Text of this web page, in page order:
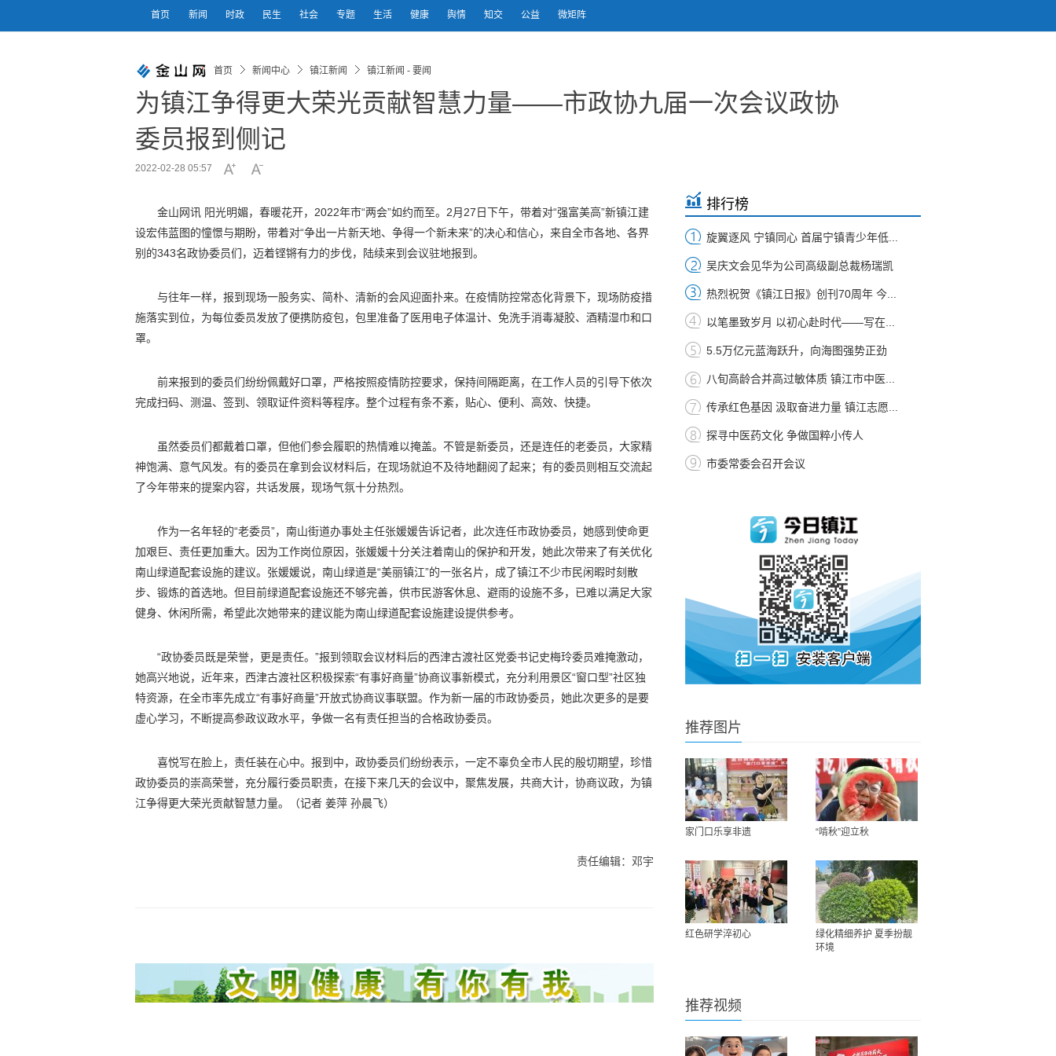
首页 新闻 时政 民生 社会 专题 生活 健康 舆情 知交 公益 微矩阵
首页 新闻中心 镇江新闻 镇江新闻 - 要闻
为镇江争得更大荣光贡献智慧力量——市政协九届一次会议政协
委员报到侧记
2022-02-28 05:57
金山网讯 阳光明媚，春暖花开，2022年市“两会”如约而至。2月27日下午，带着对“强富美高”新镇江建
设宏伟蓝图的憧憬与期盼，带着对“争出一片新天地、争得一个新未来”的决心和信心，来自全市各地、各界
别的343名政协委员们，迈着铿锵有力的步伐，陆续来到会议驻地报到。
与往年一样，报到现场一股务实、简朴、清新的会风迎面扑来。在疫情防控常态化背景下，现场防疫措
施落实到位，为每位委员发放了便携防疫包，包里准备了医用电子体温计、免洗手消毒凝胶、酒精湿巾和口
罩。
前来报到的委员们纷纷佩戴好口罩，严格按照疫情防控要求，保持间隔距离，在工作人员的引导下依次
完成扫码、测温、签到、领取证件资料等程序。整个过程有条不紊，贴心、便利、高效、快捷。
虽然委员们都戴着口罩，但他们参会履职的热情难以掩盖。不管是新委员，还是连任的老委员，大家精
神饱满、意气风发。有的委员在拿到会议材料后，在现场就迫不及待地翻阅了起来；有的委员则相互交流起
了今年带来的提案内容，共话发展，现场气氛十分热烈。
作为一名年轻的“老委员”，南山街道办事处主任张媛媛告诉记者，此次连任市政协委员，她感到使命更
加艰巨、责任更加重大。因为工作岗位原因，张媛媛十分关注着南山的保护和开发，她此次带来了有关优化
南山绿道配套设施的建议。张媛媛说，南山绿道是“美丽镇江”的一张名片，成了镇江不少市民闲暇时刻散
步、锻炼的首选地。但目前绿道配套设施还不够完善，供市民游客休息、避雨的设施不多，已难以满足大家
健身、休闲所需，希望此次她带来的建议能为南山绿道配套设施建设提供参考。
“政协委员既是荣誉，更是责任。”报到领取会议材料后的西津古渡社区党委书记史梅玲委员难掩激动，
她高兴地说，近年来，西津古渡社区积极探索“有事好商量”协商议事新模式，充分利用景区“窗口型”社区独
特资源，在全市率先成立“有事好商量”开放式协商议事联盟。作为新一届的市政协委员，她此次更多的是要
虚心学习，不断提高参政议政水平，争做一名有责任担当的合格政协委员。
喜悦写在脸上，责任装在心中。报到中，政协委员们纷纷表示，一定不辜负全市人民的殷切期望，珍惜
政协委员的崇高荣誉，充分履行委员职责，在接下来几天的会议中，聚焦发展，共商大计，协商议政，为镇
江争得更大荣光贡献智慧力量。（记者 姜萍 孙晨飞）
责任编辑：邓宇
排行榜
旋翼逐风 宁镇同心 首届宁镇青少年低...
吴庆文会见华为公司高级副总裁杨瑞凯
热烈祝贺《镇江日报》创刊70周年 今...
以笔墨致岁月 以初心赴时代——写在...
5.5万亿元蓝海跃升，向海图强势正劲
八旬高龄合并高过敏体质 镇江市中医...
传承红色基因 汲取奋进力量 镇江志愿...
探寻中医药文化 争做国粹小传人
市委常委会召开会议
推荐图片
家门口乐享非遗 “啃秋”迎立秋
红色研学淬初心
绿化精细养护 夏季扮靓
环境
推荐视频